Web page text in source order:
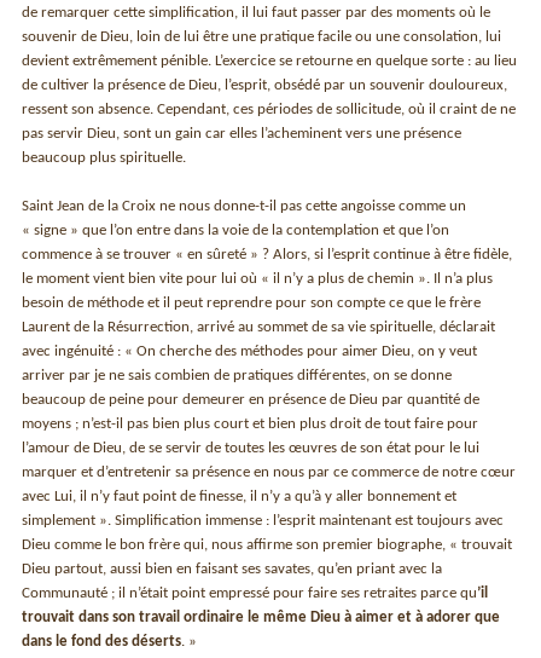
de remarquer cette simplification, il lui faut passer par des moments où le
souvenir de Dieu, loin de lui être une pratique facile ou une consolation, lui
devient extrêmement pénible. L’exercice se retourne en quelque sorte : au lieu
de cultiver la présence de Dieu, l’esprit, obsédé par un souvenir douloureux,
ressent son absence. Cependant, ces périodes de sollicitude, où il craint de ne
pas servir Dieu, sont un gain car elles l’acheminent vers une présence
beaucoup plus spirituelle.
Saint Jean de la Croix ne nous donne-t-il pas cette angoisse comme un
« signe » que l’on entre dans la voie de la contemplation et que l’on
commence à se trouver « en sûreté » ? Alors, si l’esprit continue à être fidèle,
le moment vient bien vite pour lui où « il n’y a plus de chemin ». Il n’a plus
besoin de méthode et il peut reprendre pour son compte ce que le frère
Laurent de la Résurrection, arrivé au sommet de sa vie spirituelle, déclarait
avec ingénuité : « On cherche des méthodes pour aimer Dieu, on y veut
arriver par je ne sais combien de pratiques différentes, on se donne
beaucoup de peine pour demeurer en présence de Dieu par quantité de
moyens ; n’est-il pas bien plus court et bien plus droit de tout faire pour
l’amour de Dieu, de se servir de toutes les œuvres de son état pour le lui
marquer et d’entretenir sa présence en nous par ce commerce de notre cœur
avec Lui, il n’y faut point de finesse, il n’y a qu’à y aller bonnement et
simplement ». Simplification immense : l’esprit maintenant est toujours avec
Dieu comme le bon frère qui, nous affirme son premier biographe, « trouvait
Dieu partout, aussi bien en faisant ses savates, qu’en priant avec la
Communauté ; il n’était point empressé pour faire ses retraites parce qu’il
trouvait dans son travail ordinaire le même Dieu à aimer et à adorer que
dans le fond des déserts. »